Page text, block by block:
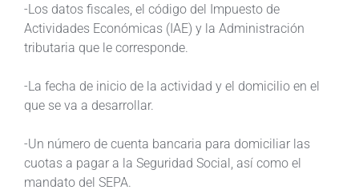
-Los datos fiscales, el código del Impuesto de
Actividades Económicas (IAE) y la Administración
tributaria que le corresponde.
-La fecha de inicio de la actividad y el domicilio en el
que se va a desarrollar.
-Un número de cuenta bancaria para domiciliar las
cuotas a pagar a la Seguridad Social, así como el
mandato del SEPA.